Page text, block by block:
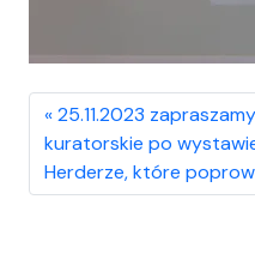
25.11.2023
kuratorskie po
Herderze, które